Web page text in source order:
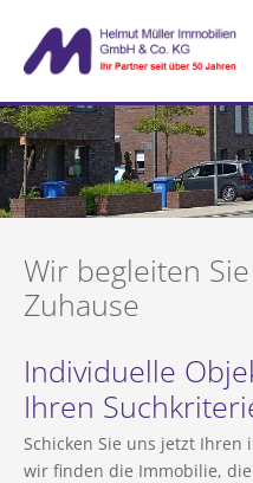
Wir begleiten
Zuhause
Individuelle
Ihren
Schicken Sie uns jetzt
wir finden die Immobilie,